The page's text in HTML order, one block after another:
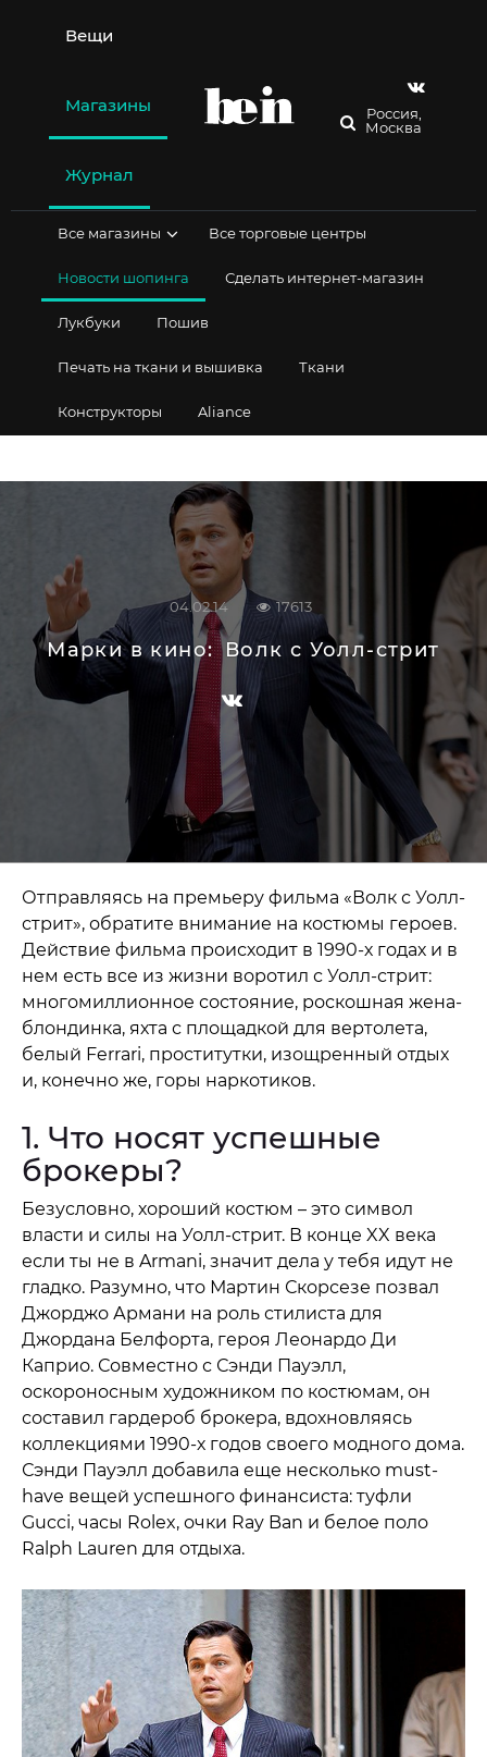
содержимому
Вещи
Магазины
Журнал
Россия,
Москва
Все магазины Все торговые центры
Новости шопинга Сделать интернет-магазин
Лукбуки Пошив
Печать на ткани и вышивка Ткани
Конструкторы Aliance
04.02.14 17613
Марки в кино:Волк с Уолл-стрит
Отправляясь на премьеру фильма «Волк с Уолл-
стрит», обратите внимание на костюмы героев.
Действие фильма происходит в 1990-х годах и в
нем есть все из жизни воротил с Уолл-стрит:
многомиллионное состояние, роскошная жена-
блондинка, яхта с площадкой для вертолета,
белый Ferrari, проститутки, изощренный отдых
и, конечно же, горы наркотиков.
1. Что носят успешные
брокеры?
Безусловно, хороший костюм – это символ
власти и силы на Уолл-стрит. В конце XX века
если ты не в Armani, значит дела у тебя идут не
гладко. Разумно, что Мартин Скорсезе позвал
Джорджо Армани на роль стилиста для
Джордана Белфорта, героя Леонардо Ди
Каприо. Совместно с Сэнди Пауэлл,
оскороносным художником по костюмам, он
составил гардероб брокера, вдохновляясь
коллекциями 1990-х годов своего модного дома.
Сэнди Пауэлл добавила еще несколько must-
have вещей успешного финансиста: туфли
Gucci, часы Rolex, очки Ray Ban и белое поло
Ralph Lauren для отдыха.